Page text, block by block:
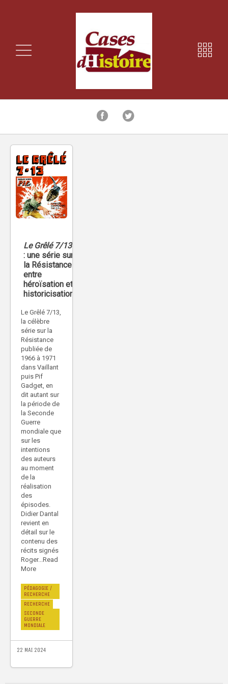
Le Grêlé 7/13
: une série sur
la Résistance
entre
héroïsation et
historicisation
Le Grêlé 7/13,
la célèbre
série sur la
Résistance
publiée de
1966 à 1971
dans Vaillant
puis Pif
Gadget, en
dit autant sur
la période de
la Seconde
Guerre
mondiale que
sur les
intentions
des auteurs
au moment
de la
réalisation
des
épisodes.
Didier Dantal
revient en
détail sur le
contenu des
récits signés
Roger...Read
More
PÉDAGOGIE /
RECHERCHE
RECHERCHE
SECONDE
GUERRE
MONDIALE
22 MAI 2024